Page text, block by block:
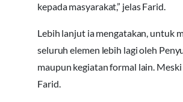
kepada masyarakat,” jelas Farid.
Lebih lanjut ia mengatakan, untuk
seluruh elemen lebih lagi oleh
maupun kegiatan formal lain.
Farid.